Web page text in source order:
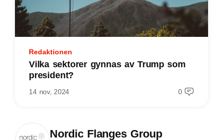
Redaktionen
Vilka sektorer gynnas av Trump som
president?
14 nov, 2024 0
Nordic Flanges Group